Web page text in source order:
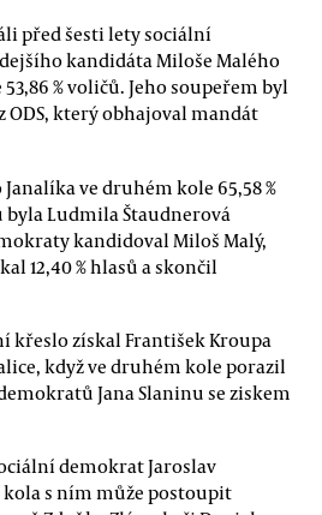
před šesti lety sociální
kandidáta Miloše Malého
% voličů. Jeho soupeřem byl
ODS, který obhajoval mandát
ve druhém kole 65,58 %
Ludmila Štaudnerová
kandidoval Miloš Malý,
12,40 % hlasů a skončil
křeslo získal František Kroupa
když ve druhém kole porazil
Jana Slaninu se ziskem
demokrat Jaroslav
s ním může postoupit